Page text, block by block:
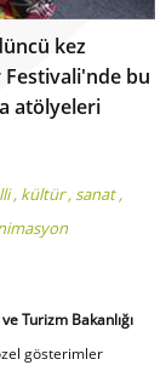
kez
bu
atölyeleri
, kültür,sanat,
Turizm Bakanlığı
gösterimler